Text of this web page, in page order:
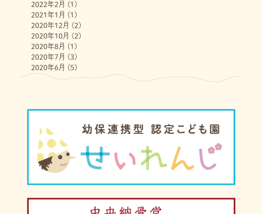
2022年2月 (1)
2021年1月 (1)
2020年12月 (2)
2020年10月 (2)
2020年8月 (1)
2020年7月 (3)
2020年6月 (5)